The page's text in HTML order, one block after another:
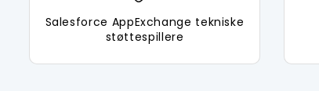
Salesforce AppExchange tekniske
støttespillere